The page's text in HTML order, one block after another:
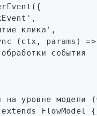
({
,
клика' ,
(ctx , params) =>
события
на уровне модели
extends FlowModel